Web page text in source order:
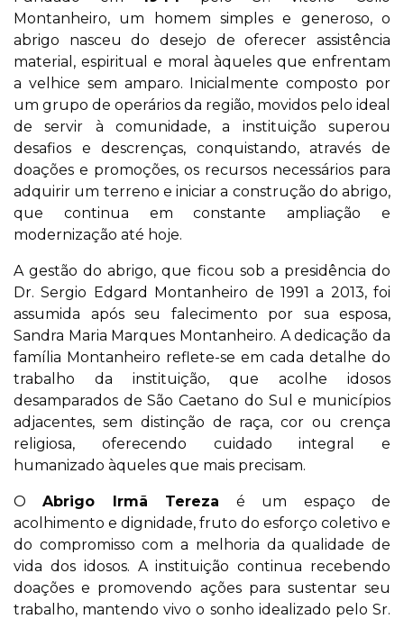
Montanheiro, um homem simples e generoso, o
abrigo nasceu do desejo de oferecer assistência
material, espiritual e moral àqueles que enfrentam
a velhice sem amparo. Inicialmente composto por
um grupo de operários da região, movidos pelo ideal
de servir à comunidade, a instituição superou
desafios e descrenças, conquistando, através de
doações e promoções, os recursos necessários para
adquirir um terreno e iniciar a construção do abrigo,
que continua em constante ampliação e
modernização até hoje.
A gestão do abrigo, que ficou sob a presidência do
Dr. Sergio Edgard Montanheiro de 1991 a 2013, foi
assumida após seu falecimento por sua esposa,
Sandra Maria Marques Montanheiro. A dedicação da
família Montanheiro reflete-se em cada detalhe do
trabalho da instituição, que acolhe idosos
desamparados de São Caetano do Sul e municípios
adjacentes, sem distinção de raça, cor ou crença
religiosa, oferecendo cuidado integral e
humanizado àqueles que mais precisam.
OAbrigo Irmã Tereza é um espaço de
acolhimento e dignidade, fruto do esforço coletivo e
do compromisso com a melhoria da qualidade de
vida dos idosos. A instituição continua recebendo
doações e promovendo ações para sustentar seu
trabalho, mantendo vivo o sonho idealizado pelo Sr.